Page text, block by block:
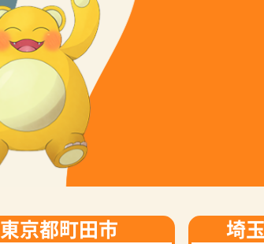
東京都町田市 埼